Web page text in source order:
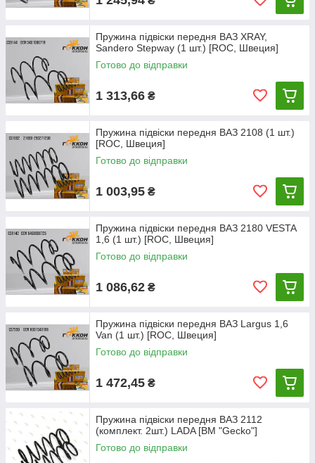
Пружина підвіски передня ВАЗ XRAY,
Sandero Stepway (1 шт.) [ROC, Швеция]
Готово до відправки
1 313,66 ₴
Пружина підвіски передня ВАЗ 2108 (1 шт.)
[ROC, Швеция]
Готово до відправки
1 003,95 ₴
Пружина підвіски передня ВАЗ 2180 VESTA
1,6 (1 шт.) [ROC, Швеция]
Готово до відправки
1 086,62 ₴
Пружина підвіски передня ВАЗ Largus 1,6
Van (1 шт.) [ROC, Швеция]
Готово до відправки
1 472,45 ₴
Пружина підвіски передня ВАЗ 2112
(комплект. 2шт.) LADA [BM "Gecko"]
Готово до відправки